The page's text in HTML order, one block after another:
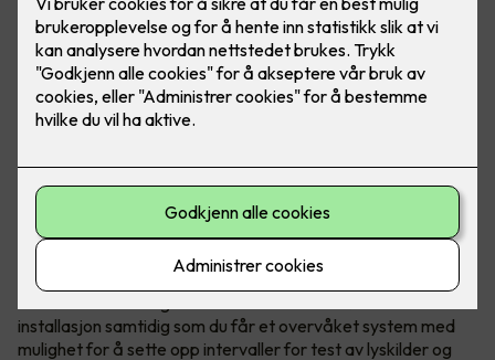
Nødlysanlegg kan enten leveres som desentraliserte anlegg
der det er batteri i hver enkelt nødlysarmatur, eller
sentralisert anlegg der batteri er plassert på ett sted i
bygget. Et desentralisert anlegg er enklere å installere, men
krever mer vedlikehold i og med at det er batteri i hver
armatur. Et sentralisert anlegg er dyrere å installere, men
Et nødlysanlegg består av markeringslys som skal vise vei til
nødutgangene, og ledelys som skal hjelpe til med belysning i
mørke rømmingsveier.
Det er også mulig å velge en desentralisert løsning med
installasjon samtidig som du får et overvåket system med
mulighet for å sette opp intervaller for test av lyskilder og